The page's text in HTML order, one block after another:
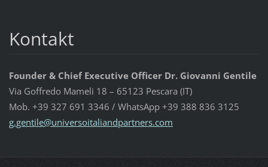
Kontakt
Founder & Chief Executive Officer Dr. Giovanni Gentile
Via Goffredo Mameli 18 – 65123 Pescara (IT)
Mob. +39 327 691 3346 / WhatsApp +39 388 836 3125
g.gentile@universoitaliandpartners.com